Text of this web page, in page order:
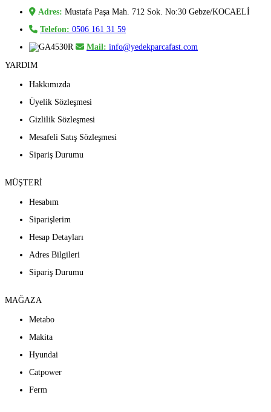
Adres: Mustafa Paşa Mah. 712 Sok. No:30 Gebze/KOCAELİ
Telefon: 0506 161 31 59
Mail: info@yedekparcafast.com
YARDIM
Hakkımızda
Üyelik Sözleşmesi
Gizlilik Sözleşmesi
Mesafeli Satış Sözleşmesi
Sipariş Durumu
MÜŞTERİ
Hesabım
Siparişlerim
Hesap Detayları
Adres Bilgileri
Sipariş Durumu
MAĞAZA
Metabo
Makita
Hyundai
Catpower
Ferm